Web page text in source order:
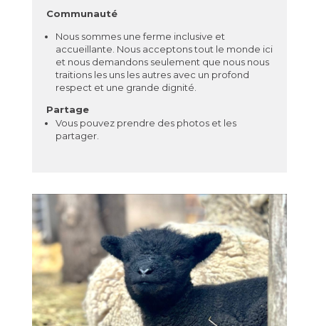
Communauté
Nous sommes une ferme inclusive et
accueillante. Nous acceptons tout le monde ici
et nous demandons seulement que nous nous
traitions les uns les autres avec un profond
respect et une grande dignité.
Partage
Vous pouvez prendre des photos et les
partager.